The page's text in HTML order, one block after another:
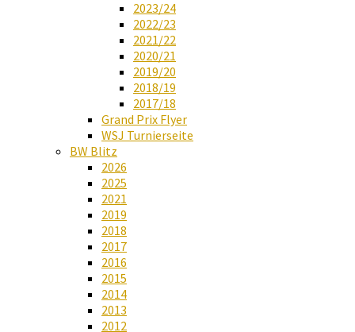
2023/24
2022/23
2021/22
2020/21
2019/20
2018/19
2017/18
Grand Prix Flyer
WSJ Turnierseite
BW Blitz
2026
2025
2021
2019
2018
2017
2016
2015
2014
2013
2012